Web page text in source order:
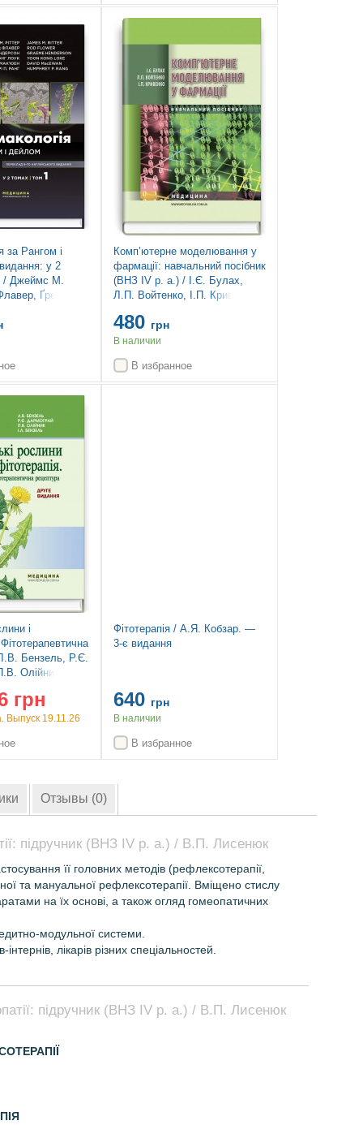
за Рангом і
у 2
/ Джеймс М.
Ґрем
Гамфрі П.
Комп’ютерне моделювання у
фармації: навчальний посібник
(ВНЗ IV р. а.) / І.Є. Булах,
Л.П. Войтенко, І.П. Кривенко.
480 грн
В наличии
В избранное
і
Бензель, Р.Є.
Олійник, І.Л.
грн
Выпуск 19.11.26
Фітотерапія / А.Я. Кобзар. —
3-є видання
640 грн
В наличии
В избранное
Отзывы (0)
підручник (ВНЗ ІV р. а.) / В.П. Лисенюк
її головних методів (рефлексотерапії,
та мануальної рефлексотерапії. Вміщено стислу
на їх основі, а також огляд гомеопатичних
модульної системи.
лікарів різних спеціальностей.
підручник (ВНЗ ІV р. а.) / В.П. Лисенюк